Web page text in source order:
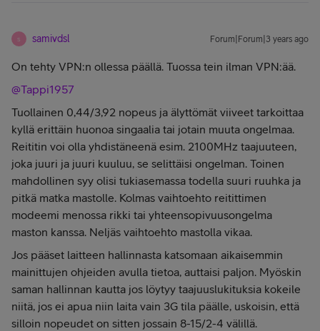
S samivdsl Forum|Forum|3 years ago
On tehty VPN:n ollessa päällä. Tuossa tein ilman VPN:ää.
@Tappi1957
Tuollainen 0,44/3,92 nopeus ja älyttömät viiveet tarkoittaa
kyllä erittäin huonoa singaalia tai jotain muuta ongelmaa.
Reititin voi olla yhdistäneenä esim. 2100MHz taajuuteen,
joka juuri ja juuri kuuluu, se selittäisi ongelman. Toinen
mahdollinen syy olisi tukiasemassa todella suuri ruuhka ja
pitkä matka mastolle. Kolmas vaihtoehto reitittimen
modeemi menossa rikki tai yhteensopivuusongelma
maston kanssa. Neljäs vaihtoehto mastolla vikaa.
Jos pääset laitteen hallinnasta katsomaan aikaisemmin
mainittujen ohjeiden avulla tietoa, auttaisi paljon. Myöskin
saman hallinnan kautta jos löytyy taajuuslukituksia kokeile
niitä, jos ei apua niin laita vain 3G tila päälle, uskoisin, että
silloin nopeudet on sitten jossain 8-15/2-4 välillä.